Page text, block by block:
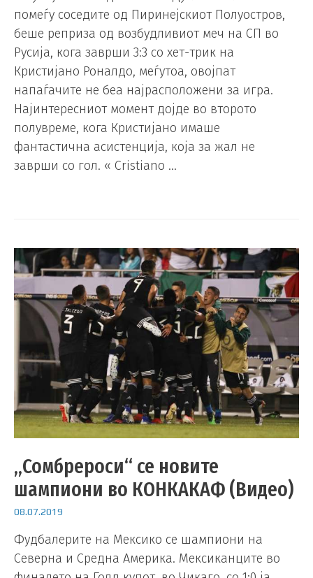
помеѓу соседите од Пиринејскиот Полуостров,
беше реприза од возбудливиот меч на СП во
Русија, кога заврши 3:3 со хет-трик на
Кристијано Роналдо, меѓутоа, овојпат
напаѓачите не беа најрасположени за игра.
Најинтересниот момент дојде во второто
полувреме, кога Кристијано имаше
фантастична асистенција, која за жал не
заврши со гол. « Cristiano …
„Сомбрероси“ се новите
шампиони во КОНКАКАФ (Видео)
08.07.2019
Фудбалерите на Мексико се шампиони на
Северна и Средна Америка. Мексиканците во